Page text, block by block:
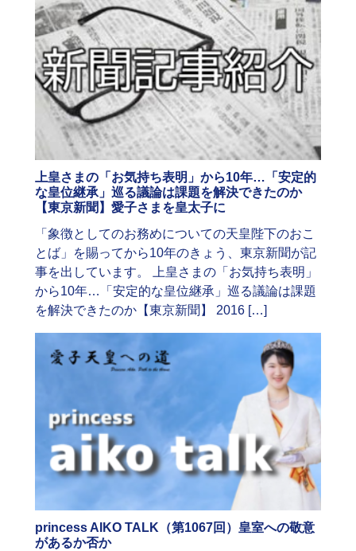
上皇さまの「お気持ち表明」から10年…「安定的
な皇位継承」巡る議論は課題を解決できたのか
【東京新聞】愛子さまを皇太子に
「象徴としてのお務めについての天皇陛下のおこ
とば」を賜ってから10年のきょう、東京新聞が記
事を出しています。 上皇さまの「お気持ち表明」
から10年…「安定的な皇位継承」巡る議論は課題
を解決できたのか【東京新聞】 2016 […]
princess AIKO TALK（第1067回）皇室への敬意
があるか否か